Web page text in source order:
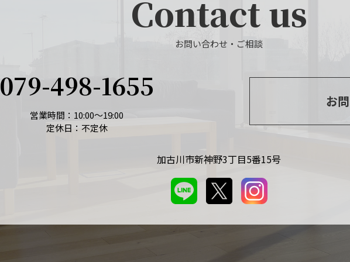
Contact us
お問い合わせ・ご相談
079-498-1655
営業時間：10:00～19:00
定休日：不定休
お
加古川市新神野3丁目5番15号